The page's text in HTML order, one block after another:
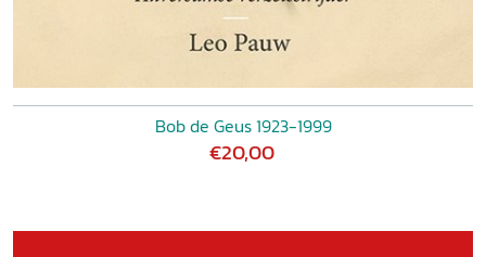
Bob de Geus 1923-1999
€20,00